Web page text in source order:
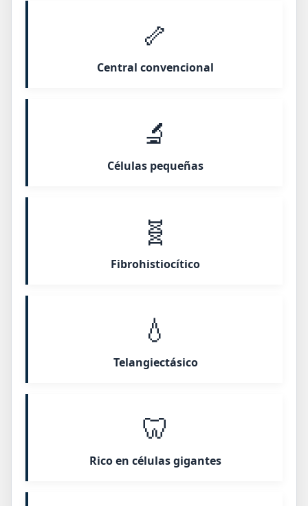
🦴
Central convencional
🔬
Células pequeñas
🧬
Fibrohistiocítico
💧
Telangiectásico
🦷
Rico en células gigantes